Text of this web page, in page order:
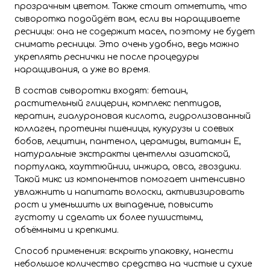
прозрачным цветом. Также стоит отметить, что
сыворотка подойдёт вам, если вы наращиваете
ресницы: она не содержит масел, поэтому не будет
снимать ресницы. Это очень удобно, ведь можно
укреплять реснички не после процедуры
наращивания, а уже во время.
В состав сыворотки входят: бетаин,
растительный глицерин, комплекс пептидов,
кератин, гиалуроновая кислота, гидролизованный
коллаген, протеины пшеницы, кукурузы и соевых
бобов, лецитин, пантенол, церамиды, витамин Е,
натуральные экстракты центеллы азиатской,
портулака, хауттюйнии, инжира, овса, гвоздики.
Такой микс из компонентов помогает интенсивно
увлажнить и напитать волоски, активизировать
рост и уменьшить их выпадение, повысить
густоту и сделать их более пушистыми,
объёмными и крепкими.
Способ применения: вскрыть упаковку, нанести
небольшое количество средства на чистые и сухие